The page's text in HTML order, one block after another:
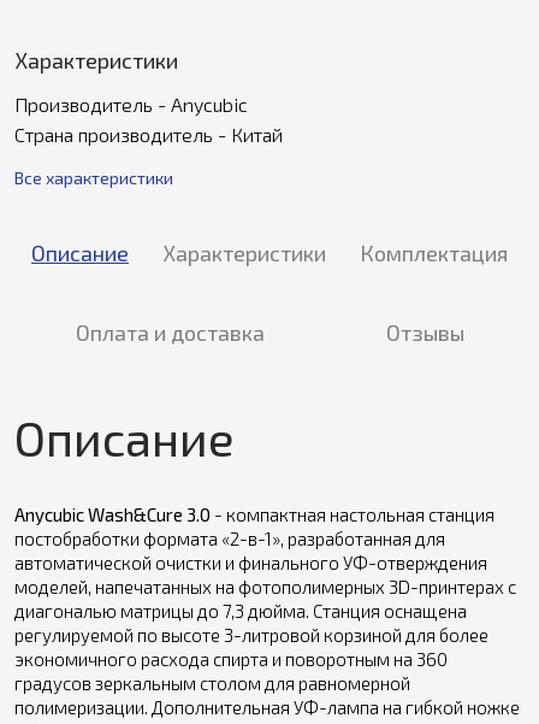
Характеристики
Производитель - Anycubic
Страна производитель - Китай
Все характеристики
Описание Характеристики Комплектация
Оплата и доставка Отзывы
Описание
Anycubic Wash&Cure 3.0 - компактная настольная станция
постобработки формата «2-в-1», разработанная для
автоматической очистки и финального УФ-отверждения
моделей, напечатанных на фотополимерных 3D-принтерах с
диагональю матрицы до 7,3 дюйма. Станция оснащена
регулируемой по высоте 3-литровой корзиной для более
экономичного расхода спирта и поворотным на 360
градусов зеркальным столом для равномерной
полимеризации. Дополнительная УФ-лампа на гибкой ножке